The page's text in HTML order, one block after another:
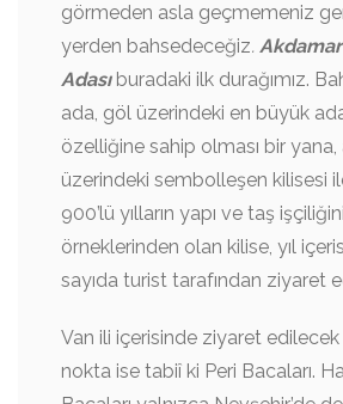
görmeden asla geçmemeniz
yerden bahsedeceğiz.
Adasıburadaki ilk durağımız.
ada, göl üzerindeki en büyük
özelliğine sahip olması bir yana,
üzerindeki sembolleşen kilisesi
900’lü yılların yapı ve taş
örneklerinden olan kilise, yıl
sayıda turist tarafından ziyaret
Van ili içerisinde ziyaret
nokta ise tabiî ki Peri Bacaları.